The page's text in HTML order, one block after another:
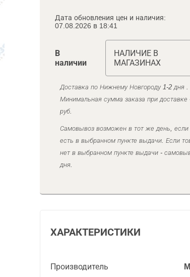
Дата обновления цен и наличия:
07.08.2026 в 18:41
В
наличии
НАЛИЧИЕ В
МАГАЗИНАХ
Доставка по Нижнему Новгороду 1-2 дня .
Минимальная сумма заказа при доставке
руб.
Самовывоз возможен в тот же день, если
есть в выбранном пункте выдачи. Если
нет в выбранном пункте выдачи -
дня.
ХАРАКТЕРИСТИКИ
Производитель